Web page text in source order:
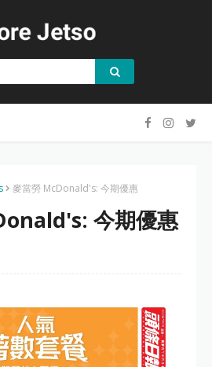
麥當勞 McDonald's: 今期優惠
今期優惠